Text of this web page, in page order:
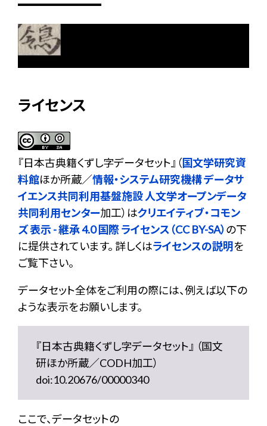
ライセンス
『日本古典籍くずし字データセット 』（国文学研究資
料館ほか所蔵／情報・システム研究機構 データサ
イエンス共同利用基盤施設 人文学オープンデータ
共同利用センター加工）はクリエイティブ・コモン
ズ 表示 - 継承 4.0 国際 ライセンス（CC BY-SA） の下
に提供されています。 詳しくはライセンスの説明を
ご覧下さい。
データセット全体をご利用の際には、例えば以下の
ような表示をお願いします。
『日本古典籍くずし字データセット』 （国文
研ほか所蔵／CODH加工）
doi:10.20676/00000340
ここで、データセットの